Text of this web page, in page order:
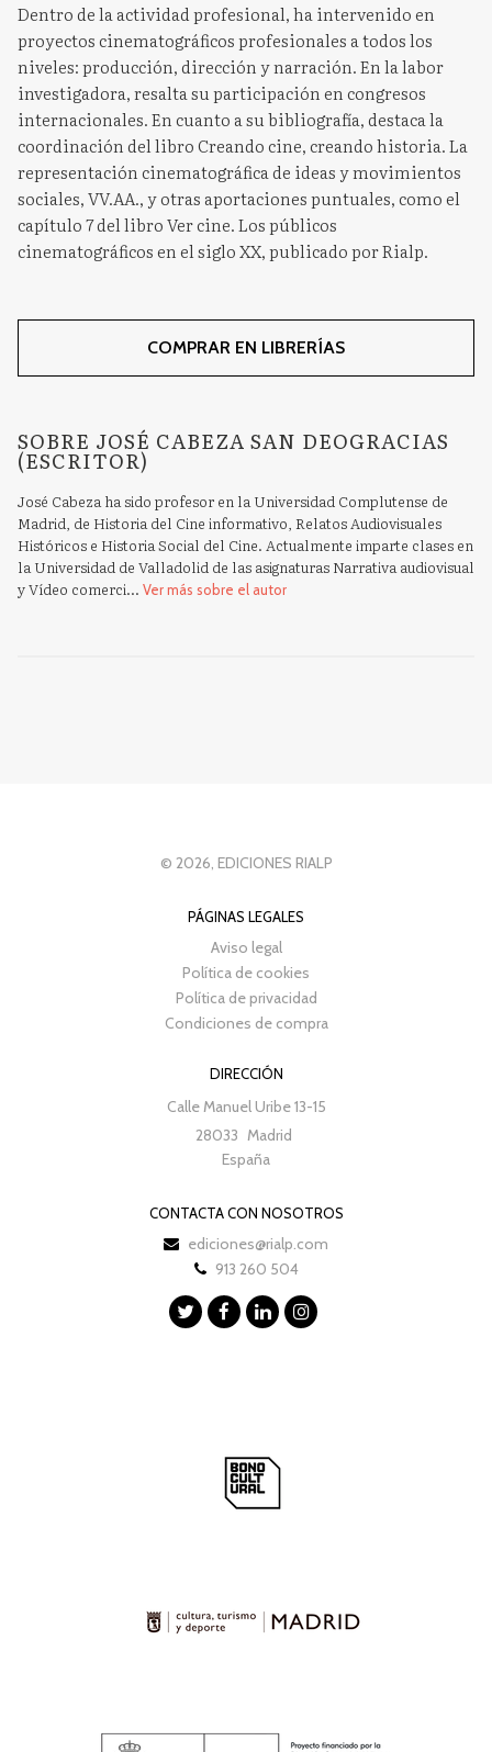
Dentro de la actividad profesional, ha intervenido en
proyectos cinematográficos profesionales a todos los
niveles: producción, dirección y narración. En la labor
investigadora, resalta su participación en congresos
internacionales. En cuanto a su bibliografía, destaca la
coordinación del libro Creando cine, creando historia. La
representación cinematográfica de ideas y movimientos
sociales, VV.AA., y otras aportaciones puntuales, como el
capítulo 7 del libro Ver cine. Los públicos
cinematográficos en el siglo XX, publicado por Rialp.
COMPRAR EN LIBRERÍAS
SOBRE JOSÉ CABEZA SAN DEOGRACIAS
(ESCRITOR)
José Cabeza ha sido profesor en la Universidad Complutense de
Madrid, de Historia del Cine informativo, Relatos Audiovisuales
Históricos e Historia Social del Cine. Actualmente imparte clases en
la Universidad de Valladolid de las asignaturas Narrativa audiovisual
y Vídeo comerci... Ver más sobre el autor
© 2026, EDICIONES RIALP
PÁGINAS LEGALES
Aviso legal
Política de cookies
Política de privacidad
Condiciones de compra
DIRECCIÓN
Calle Manuel Uribe 13-15
28033 Madrid
España
CONTACTA CON NOSOTROS
ediciones@rialp.com
913 260 504